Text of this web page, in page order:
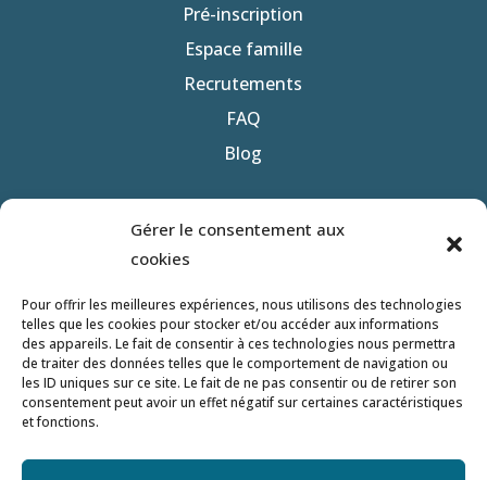
Gérer le consentement aux
cookies
Pour offrir les meilleures expériences, nous utilisons des technologies
telles que les cookies pour stocker et/ou accéder aux informations
des appareils. Le fait de consentir à ces technologies nous permettra
de traiter des données telles que le comportement de navigation ou
les ID uniques sur ce site. Le fait de ne pas consentir ou de retirer son
consentement peut avoir un effet négatif sur certaines caractéristiques
et fonctions.
Pré-inscription
Espace famille
Recrutements
FAQ
Blog
Nous contacter
Politique de confidentialité
Site réalisé par